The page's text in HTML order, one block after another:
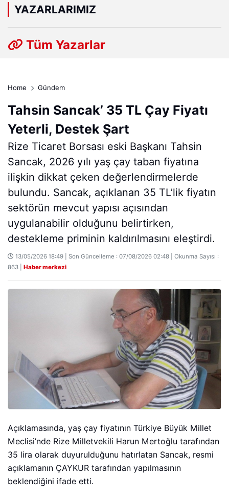
YAZARLARIMIZ
Tüm Yazarlar
Home Gündem
Tahsin Sancak’ 35 TL Çay Fiyatı
Yeterli, Destek Şart
Rize Ticaret Borsası eski Başkanı Tahsin
Sancak, 2026 yılı yaş çay taban fiyatına
ilişkin dikkat çeken değerlendirmelerde
bulundu. Sancak, açıklanan 35 TL’lik fiyatın
sektörün mevcut yapısı açısından
uygulanabilir olduğunu belirtirken,
destekleme priminin kaldırılmasını eleştirdi.
13/05/2026 18:49 | Son Güncelleme : 07/08/2026 02:48 | Okunma Sayısı :
863 | Haber merkezi
Açıklamasında, yaş çay fiyatının Türkiye Büyük Millet
Meclisi’nde Rize Milletvekili Harun Mertoğlu tarafından
35 lira olarak duyurulduğunu hatırlatan Sancak, resmi
açıklamanın ÇAYKUR tarafından yapılmasının
beklendiğini ifade etti.